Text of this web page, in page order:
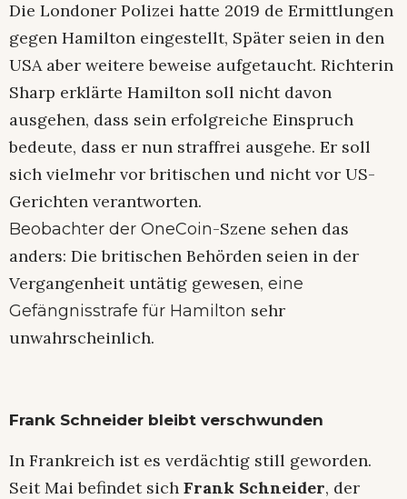
Die Londoner Polizei hatte 2019 de Ermittlungen
gegen Hamilton eingestellt, Später seien in den
USA aber weitere beweise aufgetaucht. Richterin
Sharp erklärte Hamilton soll nicht davon
ausgehen, dass sein erfolgreiche Einspruch
bedeute, dass er nun straffrei ausgehe. Er soll
sich vielmehr vor britischen und nicht vor US-
Gerichten verantworten.
Beobachter der OneCoin-Szene sehen das
anders: Die britischen Behörden seien in der
Vergangenheit untätig gewesen, eine
Gefängnisstrafe für Hamilton sehr
unwahrscheinlich.
Frank Schneider bleibt verschwunden
In Frankreich ist es verdächtig still geworden.
Seit Mai befindet sich Frank Schneider, der